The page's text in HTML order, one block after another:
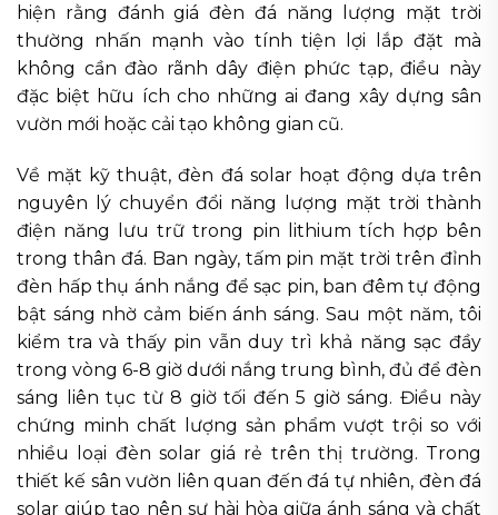
hiện rằng đánh giá đèn đá năng lượng mặt trời
thường nhấn mạnh vào tính tiện lợi lắp đặt mà
không cần đào rãnh dây điện phức tạp, điều này
đặc biệt hữu ích cho những ai đang xây dựng sân
vườn mới hoặc cải tạo không gian cũ.
Về mặt kỹ thuật, đèn đá solar hoạt động dựa trên
nguyên lý chuyển đổi năng lượng mặt trời thành
điện năng lưu trữ trong pin lithium tích hợp bên
trong thân đá. Ban ngày, tấm pin mặt trời trên đỉnh
đèn hấp thụ ánh nắng để sạc pin, ban đêm tự động
bật sáng nhờ cảm biến ánh sáng. Sau một năm, tôi
kiểm tra và thấy pin vẫn duy trì khả năng sạc đầy
trong vòng 6-8 giờ dưới nắng trung bình, đủ để đèn
sáng liên tục từ 8 giờ tối đến 5 giờ sáng. Điều này
chứng minh chất lượng sản phẩm vượt trội so với
nhiều loại đèn solar giá rẻ trên thị trường. Trong
thiết kế sân vườn liên quan đến đá tự nhiên, đèn đá
solar giúp tạo nên sự hài hòa giữa ánh sáng và chất